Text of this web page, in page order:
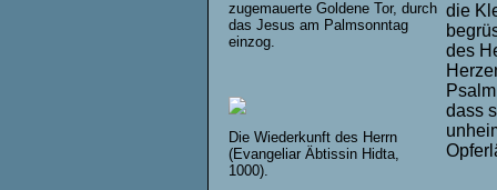
zugemauerte Goldene Tor, durch
das Jesus am Palmsonntag
einzog.
Die Wiederkunft des Herrn
(Evangeliar Äbtissin Hidta,
1000).
die
des
dass